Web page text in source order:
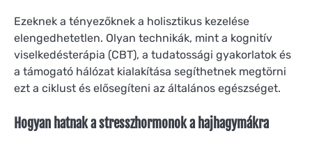
Ezeknek a tényezőknek a holisztikus kezelése
elengedhetetlen. Olyan technikák, mint a kognitív
viselkedésterápia (CBT), a tudatossági gyakorlatok és
a támogató hálózat kialakítása segíthetnek megtörni
ezt a ciklust és elősegíteni az általános egészséget.
Hogyan hatnak a stresszhormonok a hajhagymákra